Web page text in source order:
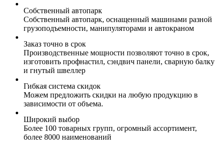
Собственный автопарк
Собственный автопарк, оснащенный машинами разной
грузоподъемности, манипуляторами и автокраном
Заказ точно в срок
Производственные мощности позволяют точно в срок,
изготовить профнастил, сэндвич панели, сварную балку
и гнутый швеллер
Гибкая система скидок
Можем предложить скидки на любую продукцию в
зависимости от объема.
Широкий выбор
Более 100 товарных групп, огромный ассортимент,
более 8000 наименований